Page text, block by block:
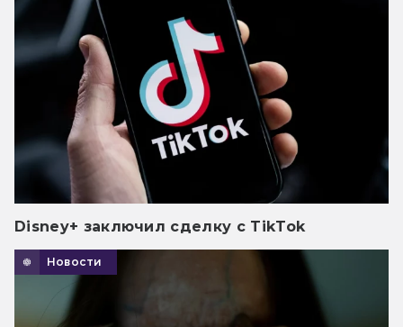
Disney+ заключил сделку с TikTok
Новости